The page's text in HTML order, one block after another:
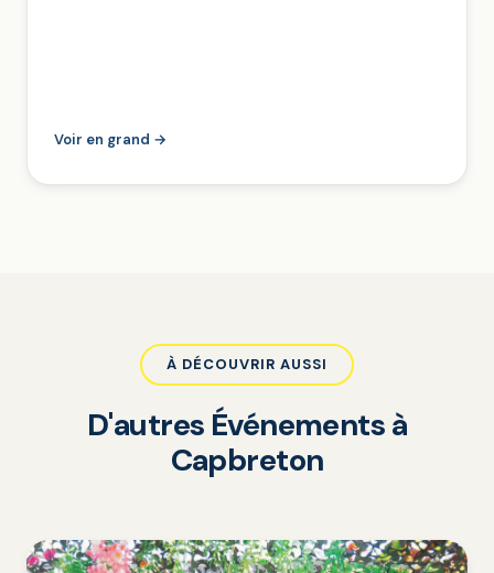
Voir en grand →
À DÉCOUVRIR AUSSI
D'autres Événements à
Capbreton